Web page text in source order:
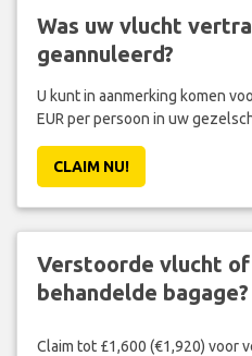
Was uw vlucht
geannuleerd?
U kunt in aanmerking komen
EUR per persoon in uw
CLAIM NU!
Verstoorde vlucht
behandelde bagage?
Claim tot £1,600 (€1,920) voor